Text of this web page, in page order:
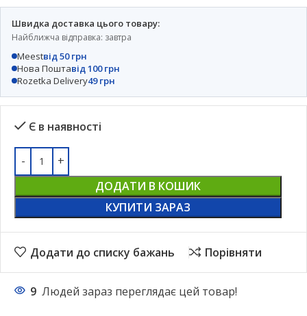
Швидка доставка цього товару:
Найближча відправка: завтра
Meestвід 50 грн
Нова Поштавід 100 грн
Rozetka Delivery49 грн
Є в наявності
ДОДАТИ В КОШИК
КУПИТИ ЗАРАЗ
Додати до списку бажань Порівняти
9 Людей зараз переглядає цей товар!